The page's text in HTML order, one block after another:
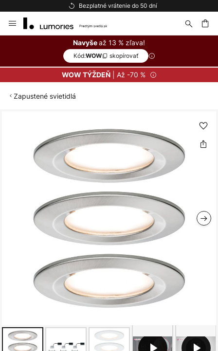
Bezplatné vrátenie do 50 dní
to
Navyšeaž 13 % zľava!
Kód:WOW skopírovať
WOW TÝŽDEŇ| Až -70 %
Zapustené svietidlá
obrázkov